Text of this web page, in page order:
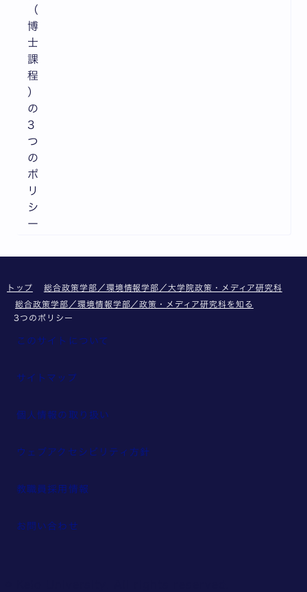
（
博
士
課
程
）
の
3
つ
の
ポ
リ
シ
ー
トップ
総合政策学部／環境情報学部／大学院政策・メディア研究科
総合政策学部／環境情報学部／政策・メディア研究科を知る
3つのポリシー
このサイトについて
サイトマップ
個人情報の取り扱い
ウェブアクセシビリティ方針
教職員採用情報
お問い合わせ